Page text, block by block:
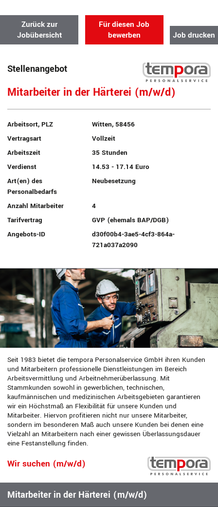
Zurück zur
Jobübersicht
Für diesen Job
bewerben
Job drucken
Stellenangebot
Mitarbeiter in der Härterei (m/w/d)
Arbeitsort, PLZ
Witten, 58456
Vertragsart
Vollzeit
Arbeitszeit
35 Stunden
Verdienst
14.53 - 17.14 Euro
Art(en) des
Personalbedarfs
Neubesetzung
Anzahl Mitarbeiter
4
Tarifvertrag
GVP (ehemals BAP/DGB)
Angebots-ID
d30f00b4-3ae5-4cf3-864a-
721a037a2090
Seit 1983 bietet die tempora Personalservice GmbH ihren Kunden
und Mitarbeitern professionelle Dienstleistungen im Bereich
Arbeitsvermittlung und Arbeitnehmerüberlassung. Mit
Stammkunden sowohl in gewerblichen, technischen,
kaufmännischen und medizinischen Arbeitsgebieten garantieren
wir ein Höchstmaß an Flexibilität für unsere Kunden und
Mitarbeiter. Hiervon profitieren nicht nur unsere Mitarbeiter,
sondern im besonderen Maß auch unsere Kunden bei denen eine
Vielzahl an Mitarbeitern nach einer gewissen Überlassungsdauer
eine Festanstellung finden.
Wir suchen (m/w/d)
Mitarbeiter in der Härterei (m/w/d)